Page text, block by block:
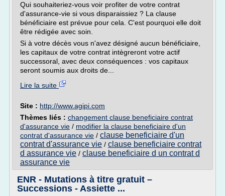
Qui souhaiteriez-vous voir profiter de votre contrat
d'assurance-vie si vous disparaissiez ? La clause
bénéficiaire est prévue pour cela. C'est pourquoi elle doit
être rédigée avec soin.
Si à votre décès vous n'avez désigné aucun bénéficiaire,
les capitaux de votre contrat intègreront votre actif
successoral, avec deux conséquences : vos capitaux
seront soumis aux droits de...
Lire la suite
Site : http://www.agipi.com
Thèmes liés : changement clause beneficiaire contrat
d'assurance vie / modifier la clause beneficiaire d'un
contrat d'assurance vie / clause beneficiaire d'un
contrat d'assurance vie / clause beneficiaire contrat
d assurance vie / clause beneficiaire d un contrat d
assurance vie
ENR - Mutations à titre gratuit –
Successions - Assiette ...